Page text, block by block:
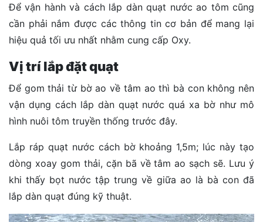
Liên
hệ
Để vận hành và cách lắp dàn quạt nước ao tôm cũng
cần phải nắm được các thông tin cơ bản để mang lại
hiệu quả tối ưu nhất nhằm cung cấp Oxy.
Vị trí lắp đặt quạt
Để gom thải từ bờ ao về tâm ao thì bà con không nên
vận dụng cách lắp dàn quạt nước quá xa bờ như mô
hình nuôi tôm truyền thống trước đây.
Lắp ráp quạt nước cách bờ khoảng 1,5m; lúc này tạo
dòng xoay gom thải, cặn bã về tâm ao sạch sẽ. Lưu ý
khi thấy bọt nước tập trung về giữa ao là bà con đã
lắp dàn quạt đúng kỹ thuật.